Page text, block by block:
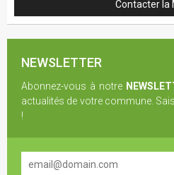
Contacter la
NEWSLETTER
Abonnez-vous à notre
actualités de votre commune.
!